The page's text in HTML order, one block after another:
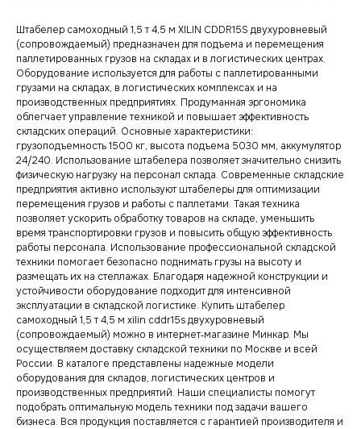
Штабелер самоходный 1,5 т 4,5 м XILIN CDDR15S двухуровневый
(сопровождаемый) предназначен для подъема и перемещения
паллетированных грузов на складах и в логистических центрах.
Оборудование используется для работы с паллетированными
грузами на складах, в логистических комплексах и на
производственных предприятиях. Продуманная эргономика
облегчает управление техникой и повышает эффективность
складских операций. Основные характеристики:
грузоподъемность 1500 кг, высота подъема 5030 мм, аккумулятор
24/240. Использование штабелера позволяет значительно снизить
физическую нагрузку на персонал склада. Современные складские
предприятия активно используют штабелеры для оптимизации
перемещения грузов и работы с паллетами. Такая техника
позволяет ускорить обработку товаров на складе, уменьшить
время транспортировки грузов и повысить общую эффективность
работы персонала. Использование профессиональной складской
техники помогает безопасно поднимать грузы на высоту и
размещать их на стеллажах. Благодаря надежной конструкции и
устойчивости оборудование подходит для интенсивной
эксплуатации в складской логистике. Купить штабелер
самоходный 1,5 т 4,5 м xilin cddr15s двухуровневый
(сопровождаемый) можно в интернет‑магазине Минкар. Мы
осуществляем доставку складской техники по Москве и всей
России. В каталоге представлены надежные модели
оборудования для складов, логистических центров и
производственных предприятий. Наши специалисты помогут
подобрать оптимальную модель техники под задачи вашего
бизнеса. Вся продукция поставляется с гарантией производителя и